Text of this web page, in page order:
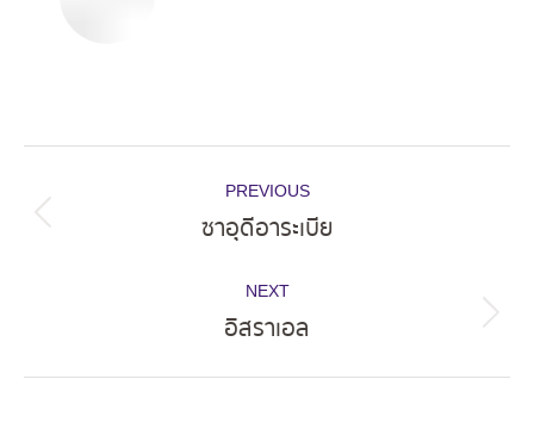
navigation
PREVIOUS
Previous
ซาอุดีอาระเบีย
NEXT
Next
อิสราเอล